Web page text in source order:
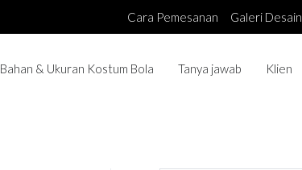
Cara Pemesanan Galeri Desain
Bahan & Ukuran Kostum Bola Tanya jawab Klien